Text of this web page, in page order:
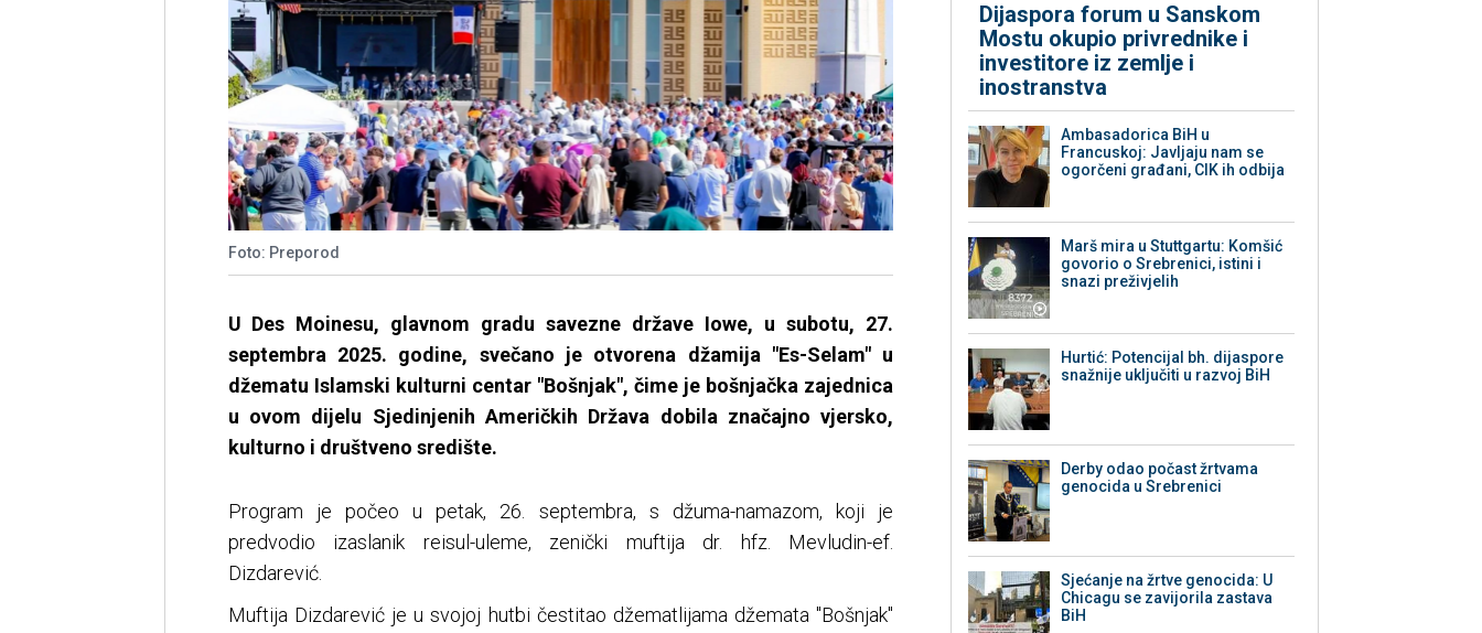
Foto: Preporod
U Des Moinesu, glavnom gradu savezne države Iowe, u subotu, 27.
septembra 2025. godine, svečano je otvorena džamija "Es-Selam" u
džematu Islamski kulturni centar "Bošnjak", čime je bošnjačka zajednica
u ovom dijelu Sjedinjenih Američkih Država dobila značajno vjersko,
kulturno i društveno središte.
Program je počeo u petak, 26. septembra, s džuma-namazom, koji je
predvodio izaslanik reisul-uleme, zenički muftija dr. hfz. Mevludin-ef.
Dizdarević.
Muftija Dizdarević je u svojoj hutbi čestitao džematlijama džemata "Bošnjak"
Dijaspora forum u Sanskom
Mostu okupio privrednike i
investitore iz zemlje i
inostranstva
Ambasadorica BiH u
Francuskoj: Javljaju nam se
ogorčeni građani, CIK ih odbija
Marš mira u Stuttgartu: Komšić
govorio o Srebrenici, istini i
snazi preživjelih
Hurtić: Potencijal bh. dijaspore
snažnije uključiti u razvoj BiH
Derby odao počast žrtvama
genocida u Srebrenici
Sjećanje na žrtve genocida: U
Chicagu se zavijorila zastava
BiH